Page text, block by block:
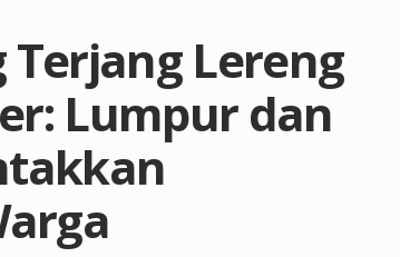
Lereng
Lumpur dan